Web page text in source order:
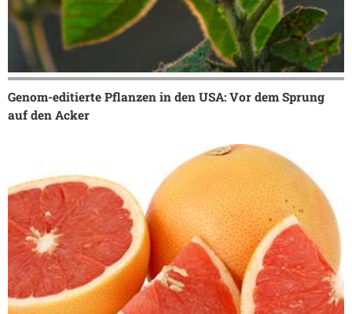
Genom-editierte Pflanzen in den USA: Vor dem Sprung
auf den Acker